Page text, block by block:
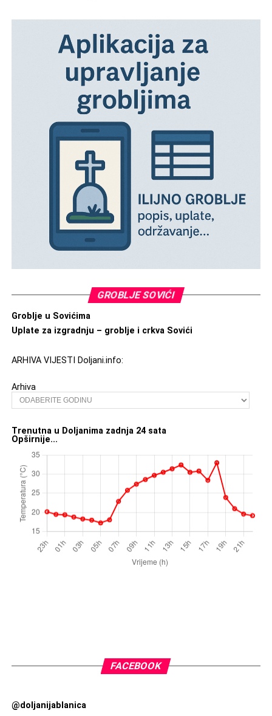
GROBLJE SOVIĆI
Groblje u Sovićima
Uplate za izgradnju – groblje i crkva Sovići
ARHIVA VIJESTI Doljani.info:
Arhiva
Trenutna u Doljanima zadnja 24 sata
Opširnije...
FACEBOOK
@doljanijablanica